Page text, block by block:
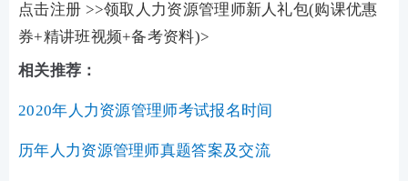
点击注册 >>领取人力资源管理师新人礼包(购课优惠
券+精讲班视频+备考资料)>
相关推荐：
2020年人力资源管理师考试报名时间
历年人力资源管理师真题答案及交流